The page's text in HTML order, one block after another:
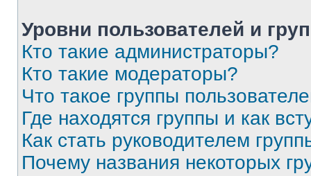
Уровни пользователей и
Кто такие администраторы?
Кто такие модераторы?
Что такое группы
Где находятся группы и как
Как стать руководителем
Почему названия некоторых